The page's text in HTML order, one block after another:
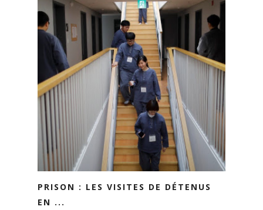
PRISON : LES VISITES DE DÉTENUS
EN ...